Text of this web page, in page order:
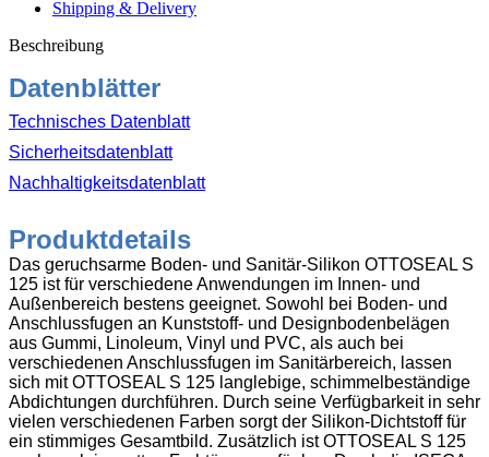
C94
silbergrau
Shipping & Delivery
Beschreibung
Datenblätter
Technisches Datenblatt
Sicherheitsdatenblatt
Nachhaltigkeitsdatenblatt
Produktdetails
Das geruchsarme Boden- und Sanitär-Silikon OTTOSEAL S
125 ist für verschiedene Anwendungen im Innen- und
Außenbereich bestens geeignet. Sowohl bei Boden- und
Anschlussfugen an Kunststoff- und Designbodenbelägen
aus Gummi, Linoleum, Vinyl und PVC, als auch bei
verschiedenen Anschlussfugen im Sanitärbereich, lassen
sich mit OTTOSEAL S 125 langlebige, schimmelbeständige
Abdichtungen durchführen. Durch seine Verfügbarkeit in sehr
vielen verschiedenen Farben sorgt der Silikon-Dichtstoff für
ein stimmiges Gesamtbild. Zusätzlich ist OTTOSEAL S 125